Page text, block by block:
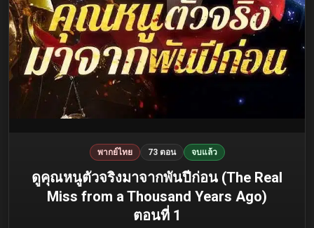
พากย์ไทย 73 ตอน จบแล้ว
ดูคุณหนูตัวจริงมาจากพันปีก่อน (The Real
Miss from a Thousand Years Ago)
ตอนที่ 1